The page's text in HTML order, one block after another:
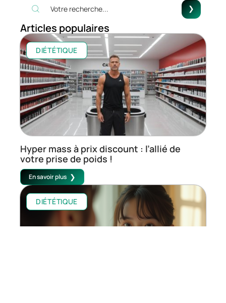
Articles populaires
DIÉTÉTIQUE
Hyper mass à prix discount : l’allié de
votre prise de poids !
En savoir plus
DIÉTÉTIQUE